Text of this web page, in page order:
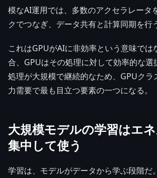
模なAI運用では、多数のアクセラレータ
クでつなぎ、データ共有と計算同期を行
これはGPUがAIに非効率という意味では
合、GPUはその処理に対して効率的な選
処理が大規模で継続的なため、GPUクラ
力需要で最も目立つ要素の一つになる。
大規模モデルの学習はエ
集中して使う
学習は、モデルがデータから学ぶ段階だ